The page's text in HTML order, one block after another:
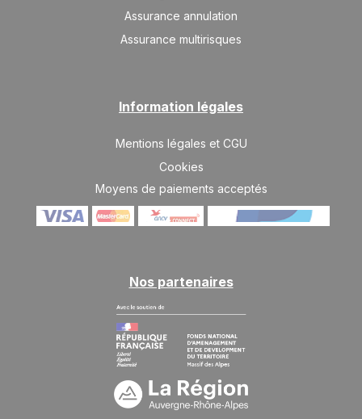
Assurance annulation
Assurance multirisques
Information légales
Mentions légales et CGU
Cookies
Moyens de paiements acceptés
Nos partenaires